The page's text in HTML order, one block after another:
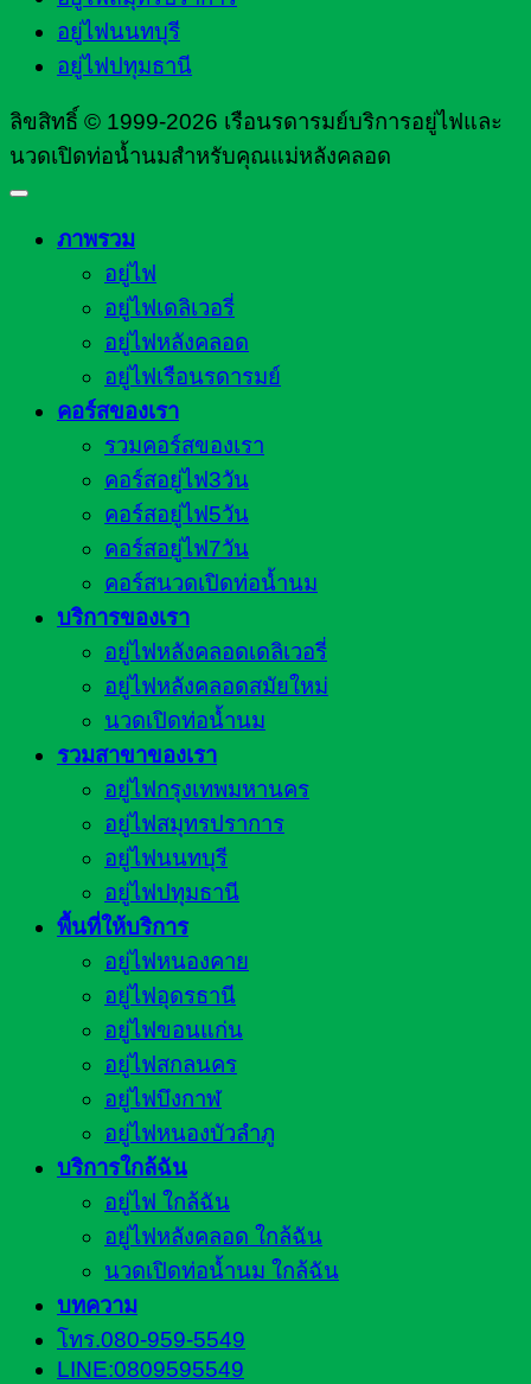
อยู่ไฟนนทบุรี
อยู่ไฟปทุมธานี
ลิขสิทธิ์ © 1999-2026 เรือนรดารมย์บริการอยู่ไฟและ
นวดเปิดท่อน้ำนมสำหรับคุณแม่หลังคลอด
ภาพรวม
อยู่ไฟ
อยู่ไฟเดลิเวอรี่
อยู่ไฟหลังคลอด
อยู่ไฟเรือนรดารมย์
คอร์สของเรา
รวมคอร์สของเรา
คอร์สอยู่ไฟ3วัน
คอร์สอยู่ไฟ5วัน
คอร์สอยู่ไฟ7วัน
คอร์สนวดเปิดท่อน้ำนม
บริการของเรา
อยู่ไฟหลังคลอดเดลิเวอรี่
อยู่ไฟหลังคลอดสมัยใหม่
นวดเปิดท่อน้ำนม
รวมสาขาของเรา
อยู่ไฟกรุงเทพมหานคร
อยู่ไฟสมุทรปราการ
อยู่ไฟนนทบุรี
อยู่ไฟปทุมธานี
พื้นที่ให้บริการ
อยู่ไฟหนองคาย
อยู่ไฟอุดรธานี
อยู่ไฟขอนแก่น
อยู่ไฟสกลนคร
อยู่ไฟบึงกาฬ
อยู่ไฟหนองบัวลำภู
บริการใกล้ฉัน
อยู่ไฟ ใกล้ฉัน
อยู่ไฟหลังคลอด ใกล้ฉัน
นวดเปิดท่อน้ำนม ใกล้ฉัน
บทความ
โทร.080-959-5549
LINE:0809595549